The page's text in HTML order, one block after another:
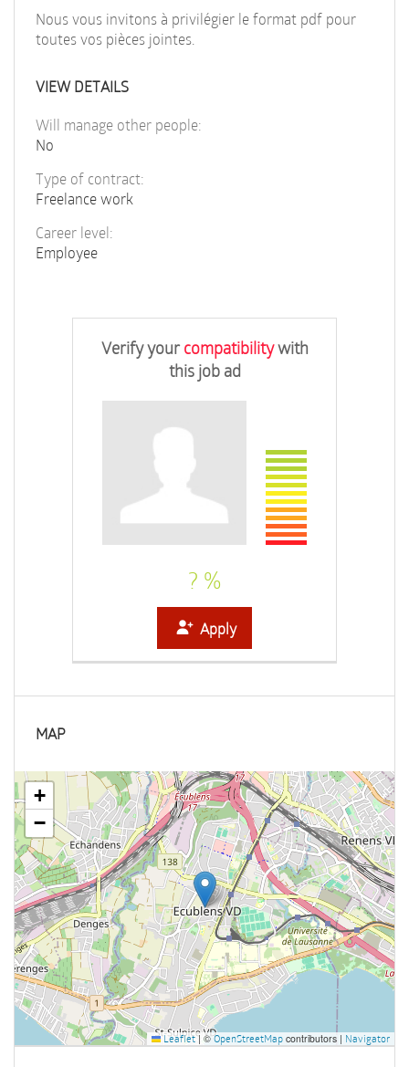
Nous vous invitons à privilégier le format pdf pour
toutes vos pièces jointes.
VIEW DETAILS
Will manage other people:
No
Type of contract:
Freelance work
Career level:
Employee
Verify yourcompatibilitywith
this job ad
? %
Apply
MAP
+
−
Leaflet | ©OpenStreetMap contributors | Navigator